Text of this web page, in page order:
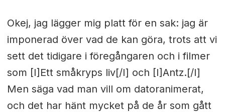
Okej, jag lägger mig platt för en sak: jag är
imponerad över vad de kan göra, trots att vi
sett det tidigare i föregångaren och i filmer
som [I]Ett småkryps liv[/I] och [I]Antz.[/I]
Men säga vad man vill om datoranimerat,
och det har hänt mycket på de år som gått